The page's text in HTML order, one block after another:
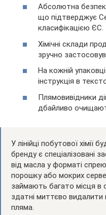
Абсолютна
що підтверджує
класифікацією ЄС.
Хімічні склади
зручно
На кожній
інструкція в
Плямовивідники
дбайливо
У лінійці побутової хімії
бренду є спеціалізовані
від масла у форматі
порошку або мокрих
займають багато місця в
здатні миттєво видалити
пляма.